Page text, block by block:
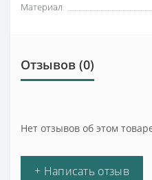
Материал
Отзывов (0)
Нет отзывов об этом
+ Написать отзыв